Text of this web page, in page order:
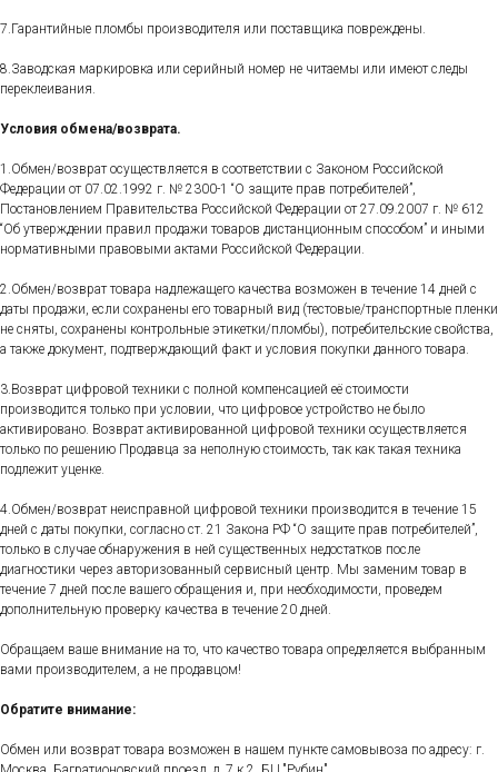
7.Гарантийные пломбы производителя или поставщика повреждены.
8.Заводская маркировка или серийный номер не читаемы или имеют следы
переклеивания.
Условия обмена/возврата.
1.Обмен/возврат осуществляется в соответствии с Законом Российской
Федерации от 07.02.1992 г. № 2300-1 “О защите прав потребителей”,
Постановлением Правительства Российской Федерации от 27.09.2007 г. № 612
“Об утверждении правил продажи товаров дистанционным способом” и иными
нормативными правовыми актами Российской Федерации.
2.Обмен/возврат товара надлежащего качества возможен в течение 14 дней с
даты продажи, если сохранены его товарный вид (тестовые/транспортные пленки
не сняты, сохранены контрольные этикетки/пломбы), потребительские свойства,
а также документ, подтверждающий факт и условия покупки данного товара.
3.Возврат цифровой техники с полной компенсацией её стоимости
производится только при условии, что цифровое устройство не было
активировано. Возврат активированной цифровой техники осуществляется
только по решению Продавца за неполную стоимость, так как такая техника
подлежит уценке.
4.Обмен/возврат неисправной цифровой техники производится в течение 15
дней с даты покупки, согласно ст. 21 Закона РФ “О защите прав потребителей”,
только в случае обнаружения в ней существенных недостатков после
диагностики через авторизованный сервисный центр. Мы заменим товар в
течение 7 дней после вашего обращения и, при необходимости, проведем
дополнительную проверку качества в течение 20 дней.
Обращаем ваше внимание на то, что качество товара определяется выбранным
вами производителем, а не продавцом!
Обратите внимание:
Обмен или возврат товара возможен в нашем пункте самовывоза по адресу: г.